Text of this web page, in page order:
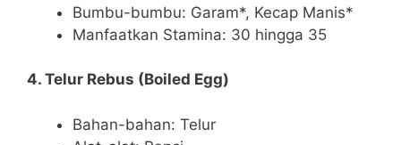
Bumbu-bumbu: Garam*, Kecap Manis*
Manfaatkan Stamina: 30 hingga 35
4. Telur Rebus (Boiled Egg)
Bahan-bahan: Telur